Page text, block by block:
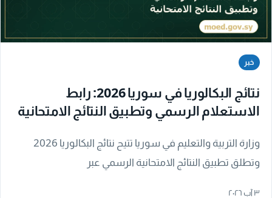
خبر
نتائج البكالوريا في سوريا 2026: رابط
الاستعلام الرسمي وتطبيق النتائج الامتحانية
وزارة التربية والتعليم في سوريا تتيح نتائج البكالوريا 2026
وتطلق تطبيق النتائج الامتحانية الرسمي عبر
٣ آب ٢٠٢٦